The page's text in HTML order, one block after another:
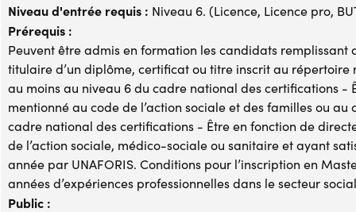
Niveau d'entrée requis : Niveau 6. (Licence, Licence pro,
Prérequis :
Peuvent être admis en formation les candidats remplissant
titulaire d’un diplôme, certificat ou titre inscrit au
au moins au niveau 6 du cadre national des certifications -
mentionné au code de l’action sociale et des familles ou
cadre national des certifications - Être en fonction de
de l’action sociale, médico-sociale ou sanitaire et ayant
année par UNAFORIS. Conditions pour l’inscription en
années d’expériences professionnelles dans le secteur
Public :